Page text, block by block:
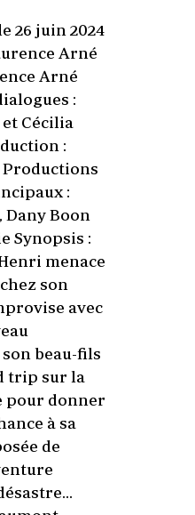
26 juin 2024
Arné
Arné
:
Cécilia
:
Productions
:
Dany Boon
Synopsis :
menace
son
avec
beau-fils
trip sur la
pour donner
à sa
de